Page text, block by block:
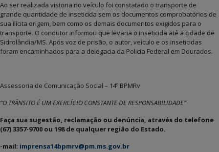
Ao ser realizada vistoria no veículo foi constatado o transporte de
grande quantidade de inseticida sem os documentos comprobatórios de
sua ilícita origem, bem como os demais documentos exigidos para o
transporte. O condutor informou que levaria o inseticida até a cidade de
Sidrolândia/MS. Após voz de prisão, o autor, veículo e os inseticidas
foram encaminhados para a delegacia da Policia Federal em Dourados.
Assessoria de Comunicação Social – 14º BPMRv
“O TRÂNSITO É UM EXERCÍCIO CONSTANTE DE RESPONSABILIDADE”
Faça sua sugestão, reclamação ou denúncia, através do telefone
(67) 3357-9700 ou 198 de qualquer região do Estado.
-mail: imprensa14bpmrv@pm.ms.gov.br